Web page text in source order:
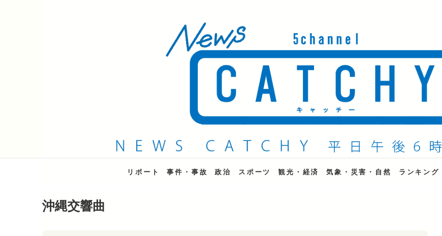
QAB NEWS Headline
キャッチー 月曜〜金曜 午後6時15分放送
リポート 事件・事故 政治 スポーツ 観光・経済 気象・災害・自然 ランキング
沖縄交響曲